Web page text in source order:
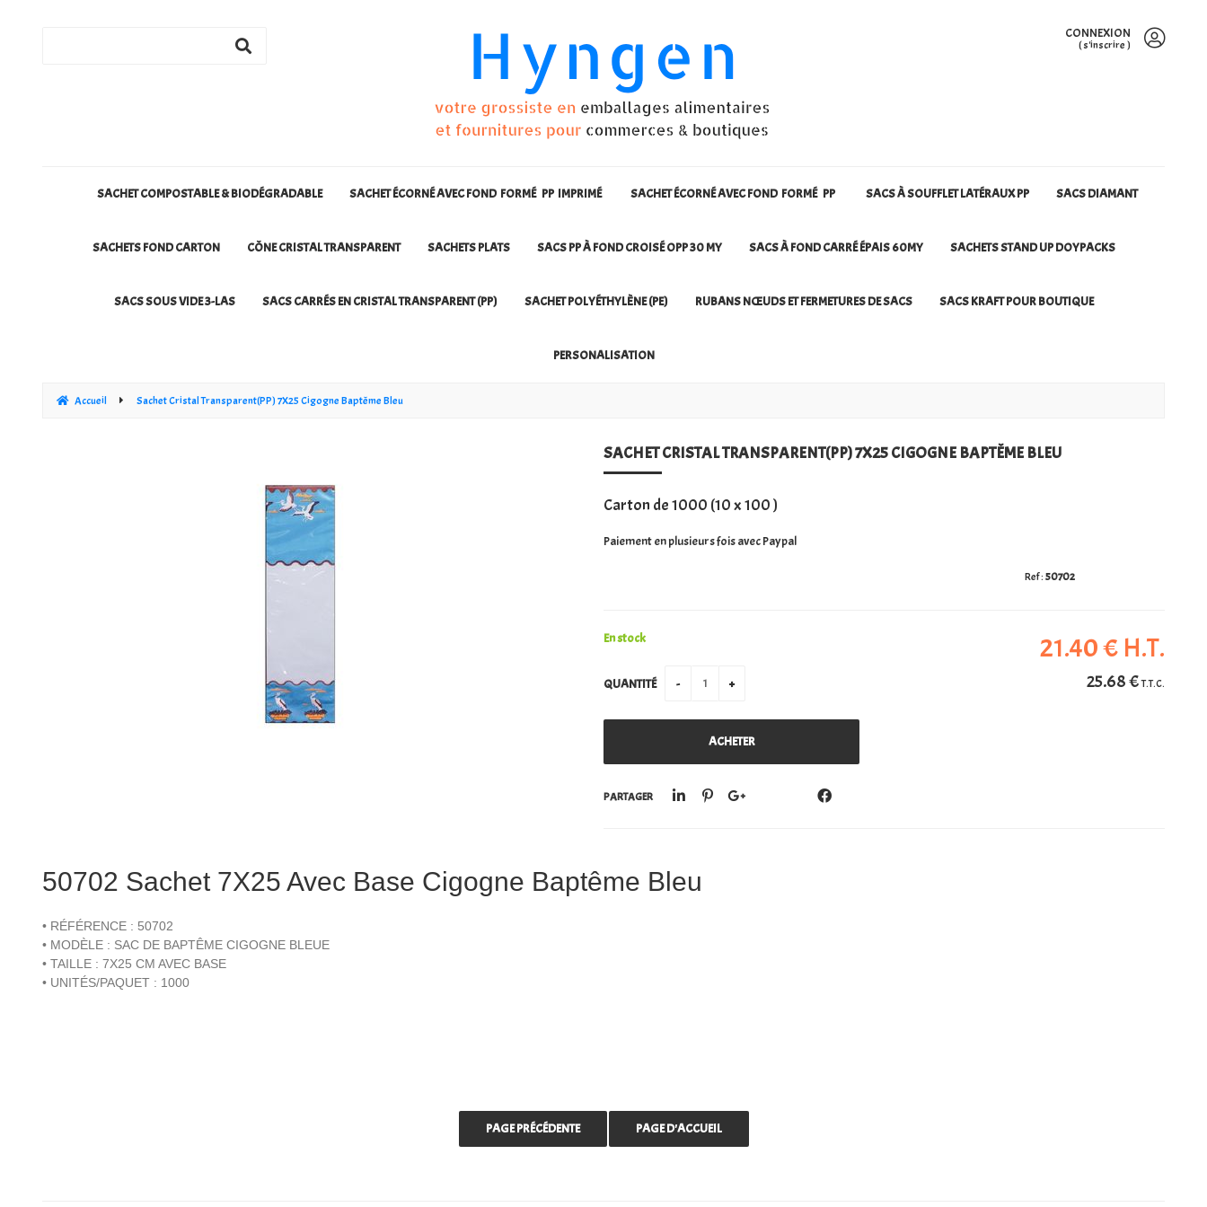
CONNEXION
(s'inscrire)
SACHET COMPOSTABLE & BIODÉGRADABLE SACHET ÉCORNÉ AVEC FOND FORMÉ PP IMPRIMÉ SACHET ÉCORNÉ AVEC FOND FORMÉ PP SACS À SOUFFLET LATÉRAUX PP SACS DIAMANT
SACHETS FOND CARTON CÔNE CRISTAL TRANSPARENT SACHETS PLATS SACS PP À FOND CROISÉ OPP 30 MY SACS À FOND CARRÉ ÉPAIS 60MY SACHETS STAND UP DOYPACKS
SACS SOUS VIDE 3-LAS SACS CARRÉS EN CRISTAL TRANSPARENT (PP) SACHET POLYÉTHYLÈNE (PE) RUBANS NŒUDS ET FERMETURES DE SACS SACS KRAFT POUR BOUTIQUE
PERSONALISATION
Accueil Sachet Cristal Transparent(PP) 7X25 Cigogne Baptême Bleu
SACHET CRISTAL TRANSPARENT(PP) 7X25 CIGOGNE BAPTÊME BLEU
Carton de 1000 (10 x 100 )
Paiement en plusieurs fois avec Paypal
50702
21.40€ H.T.
25.68€T.T.C.
En stock
QUANTITÉ
PARTAGER
50702 Sachet 7X25 Avec Base Cigogne Baptême Bleu
• RÉFÉRENCE : 50702
• MODÈLE : SAC DE BAPTÊME CIGOGNE BLEUE
• TAILLE : 7X25 CM AVEC BASE
• UNITÉS/PAQUET : 1000